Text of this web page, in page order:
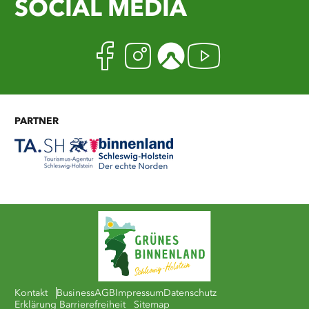
SOCIAL MEDIA
Facebook
Instagram
Komoot
PARTNER
Kontakt BusinessAGB ImpressumDatenschutz
Erklärung Barrierefreiheit
Sitemap